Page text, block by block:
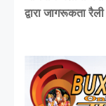
द्वारा जागरूकता